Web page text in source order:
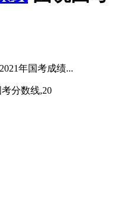
年国考成绩...
分数线,20